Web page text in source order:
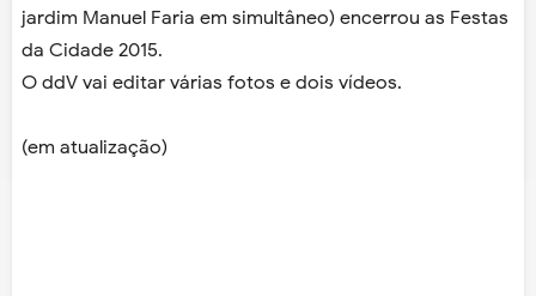
jardim Manuel Faria em simultâneo) encerrou as Festas
da Cidade 2015.
O ddV vai editar várias fotos e dois vídeos.
(em atualização)